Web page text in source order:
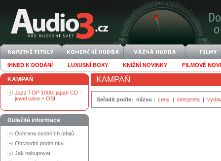
IHNED K DODÁNÍ LUXUSNÍ BOXY KNIŽNÍ NOVINKY FILMOVÉ
KAMPAŇ
Jazz TOP 1000: japan CD -
jewel case + OBI
Důležité informace
Ochrana osobních údajů
Obchodní podmínky
Jak nakupovat
KAMPAŇ
Seřadit podle: názvu | ceny | interpreta |